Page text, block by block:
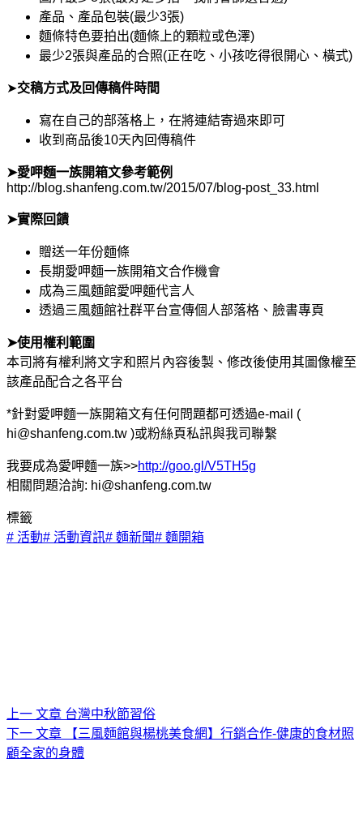
產品、產品包裝(最少3張)
麵條特色要拍出(麵條上的顆粒或色澤)
最少2張與產品的合照(正在吃、小孩吃得很開心、橫式)
➤交稿方式及回傳稿件時間
寫在自己的部落格上，在將連結寄過來即可
收到商品後10天內回傳稿件
➤愛呷麵一族開箱文參考範例
http://blog.shanfeng.com.tw/2015/07/blog-post_33.html
➤實際回饋
贈送一年份麵條
長期愛呷麵一族開箱文合作機會
成為三風麵館愛呷麵代言人
透過三風麵館社群平台宣傳個人部落格、臉書專頁
➤使用權利範圍
本司將有權利將文字和照片內容後製、修改後使用其圖像權至
該產品配合之各平台
*針對愛呷麵一族開箱文有任何問題都可透過e-mail (
hi@shanfeng.com.tw )或粉絲頁私訊與我司聯繫
我要成為愛呷麵一族>>http://goo.gl/V5TH5g
相關問題洽詢: hi@shanfeng.com.tw
標籤
# 活動# 活動資訊# 麵新聞# 麵開箱
上一 文章 台灣中秋節習俗
下一 文章
【三風麵館與楊桃美食網】行銷合作-健康的食材照
顧全家的身體